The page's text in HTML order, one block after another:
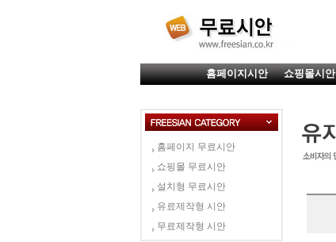
홈페이지시안 쇼핑몰시안
홈페이지 무료시안
쇼핑몰 무료시안
설치형 무료시안
유료제작형 시안
무료제작형 시안